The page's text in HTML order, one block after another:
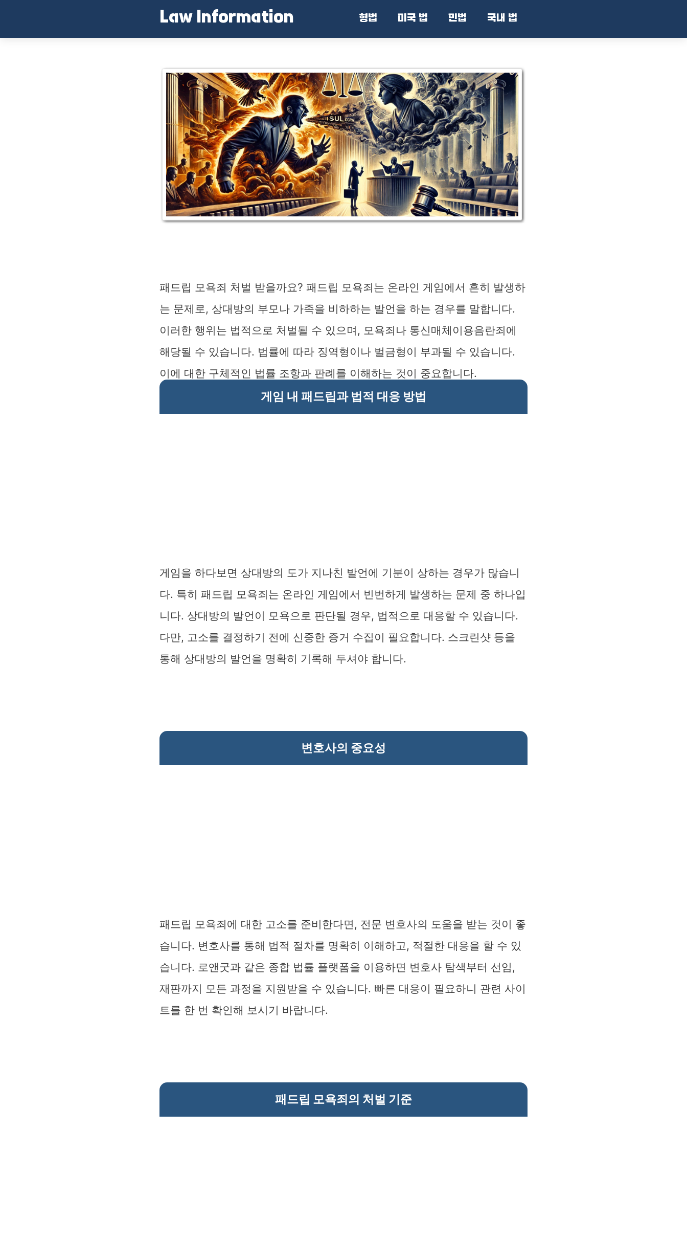
Law Information 형법 미국 법 민법 국내 법
패드립 모욕죄 처벌 받을까요? 패드립 모욕죄는 온라인 게임에서 흔히 발생하
는 문제로, 상대방의 부모나 가족을 비하하는 발언을 하는 경우를 말합니다.
이러한 행위는 법적으로 처벌될 수 있으며, 모욕죄나 통신매체이용음란죄에
해당될 수 있습니다. 법률에 따라 징역형이나 벌금형이 부과될 수 있습니다.
이에 대한 구체적인 법률 조항과 판례를 이해하는 것이 중요합니다.
게임 내 패드립과 법적 대응 방법
게임을 하다보면 상대방의 도가 지나친 발언에 기분이 상하는 경우가 많습니
다. 특히 패드립 모욕죄는 온라인 게임에서 빈번하게 발생하는 문제 중 하나입
니다. 상대방의 발언이 모욕으로 판단될 경우, 법적으로 대응할 수 있습니다.
다만, 고소를 결정하기 전에 신중한 증거 수집이 필요합니다. 스크린샷 등을
통해 상대방의 발언을 명확히 기록해 두셔야 합니다.
변호사의 중요성
패드립 모욕죄에 대한 고소를 준비한다면, 전문 변호사의 도움을 받는 것이 좋
습니다. 변호사를 통해 법적 절차를 명확히 이해하고, 적절한 대응을 할 수 있
습니다. 로앤굿과 같은 종합 법률 플랫폼을 이용하면 변호사 탐색부터 선임,
재판까지 모든 과정을 지원받을 수 있습니다. 빠른 대응이 필요하니 관련 사이
트를 한 번 확인해 보시기 바랍니다.
패드립 모욕죄의 처벌 기준